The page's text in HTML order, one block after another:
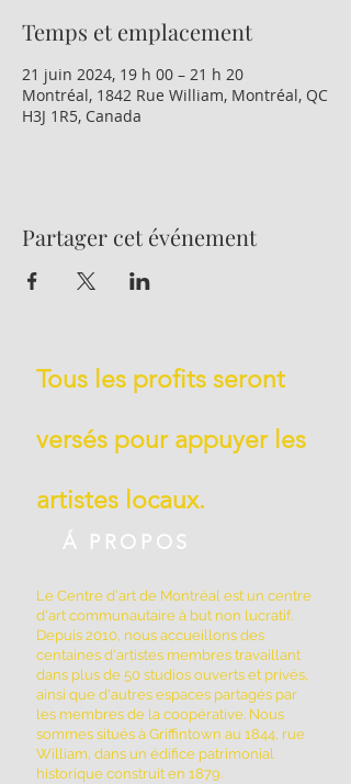
Temps et emplacement
21 juin 2024, 19 h 00 – 21 h 20
Montréal, 1842 Rue William, Montréal, QC
H3J 1R5, Canada
Partager cet événement
Tous les profits seront
versés pour appuyer les
artistes locaux.
Á PROPOS
Le Centre d'art de Montréal est un centre
d'art communautaire à but non lucratif.
Depuis 2010, nous accueillons des
centaines d'artistes membres travaillant
dans plus de 50 studios ouverts et privés,
ainsi que d'autres espaces partagés par
les membres de la coopérative. Nous
sommes situés à Griffintown au 1844, rue
William, dans un édifice patrimonial
historique construit en 1879.